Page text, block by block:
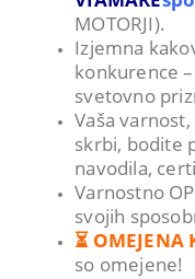
MOTORJI).
Izjemna
konkurence
svetovno
Vaša
skrbi, bodite
navodila,
Varnostno
svojih
⏳
so omejene!